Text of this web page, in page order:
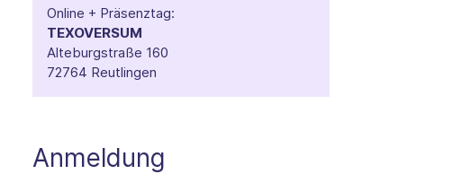
Online + Präsenztag:
TEXOVERSUM
Alteburgstraße 160
72764 Reutlingen
Anmeldung